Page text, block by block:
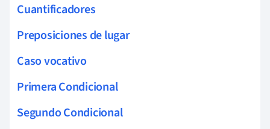
Cuantificadores
Preposiciones de lugar
Caso vocativo
Primera Condicional
Segundo Condicional